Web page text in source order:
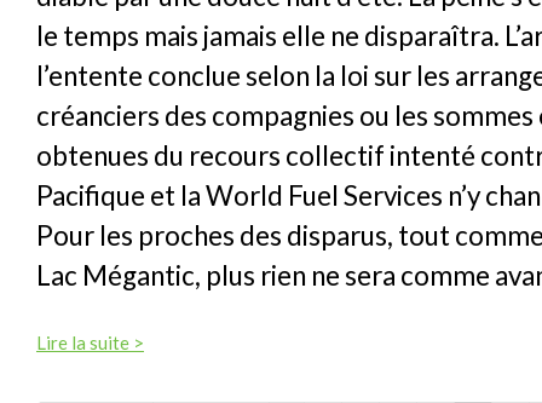
le temps mais jamais elle ne disparaîtra.
l’entente conclue selon la loi sur les
créanciers des compagnies ou les
obtenues du recours collectif intenté
Pacifique et la World Fuel Services n’y
Pour les proches des disparus, tout
Lac Mégantic, plus rien ne sera comme
Lire la suite >